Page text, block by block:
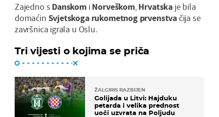
Zajedno s Danskomi Norveškom,Hrvatska je bila
domaćin Svjetskoga rukometnog prvenstvačija se
završnica igrala u Oslu.
Tri vijesti o kojima se priča
ŽALGIRIS RAZBIJEN
Golijada u Litvi: Hajduku
petarda i velika prednost
uoči uzvrata na Poljudu